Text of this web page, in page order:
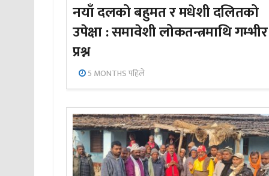
नयाँ दलको बहुमत र मधेशी दलितको
उपेक्षा : समावेशी लोकतन्त्रमाथि गम्भीर
प्रश्न
5 MONTHS पहिले